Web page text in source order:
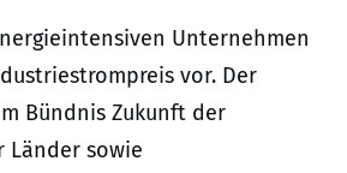
Unternehmen
vor. Der
Bündnis Zukunft der
sowie